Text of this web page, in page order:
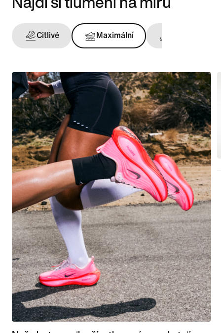
Citlivé Maximální